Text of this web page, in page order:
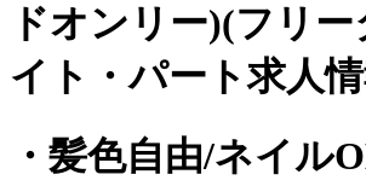
ドオンリー)(フリ
イト・パート求人
・髪色自由/ネイル